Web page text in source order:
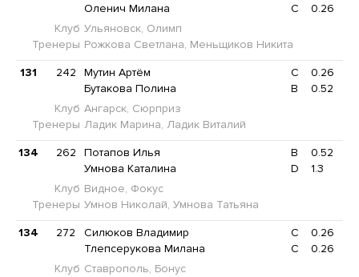
Оленич Милана
C
0.26
Клуб Ульяновск, Олимп
Тренеры Рожкова Светлана, Меньщиков Никита
131 242 Мутин Артём C
0.26
Бутакова Полина
B
0.52
Клуб Ангарск, Сюрприз
Тренеры Ладик Марина, Ладик Виталий
134 262 Потапов Илья B
0.52
Умнова Каталина
D
1.3
Клуб Видное, Фокус
Тренеры Умнов Николай, Умнова Татьяна
134 272 Силюков Владимир C
0.26
Тлепсерукова Милана
C
0.26
Клуб Ставрополь, Бонус